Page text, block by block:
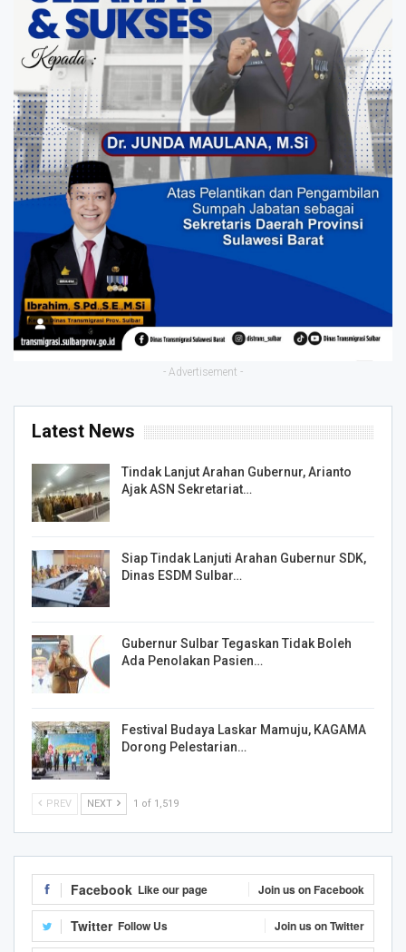
- Advertisement -
Latest News
Tindak Lanjut Arahan Gubernur, Arianto
Ajak ASN Sekretariat…
Siap Tindak Lanjuti Arahan Gubernur SDK,
Dinas ESDM Sulbar…
Gubernur Sulbar Tegaskan Tidak Boleh
Ada Penolakan Pasien…
Festival Budaya Laskar Mamuju, KAGAMA
Dorong Pelestarian…
PREV NEXT 1 of 1,519
Facebook Like our page Join us on Facebook
Twitter Follow Us Join us on Twitter